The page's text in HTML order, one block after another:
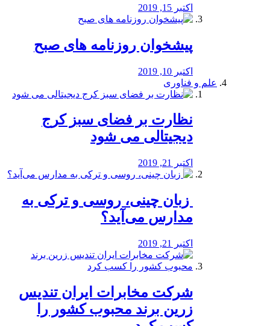
اکتبر 15, 2019
پیشخوان روزنامه های صبح
اکتبر 10, 2019
علم و فناوری
نظارت بر فضای سبز کرج
دیجیتالی می شود
اکتبر 21, 2019
️ زبان چینی، روسی و ترکی به
مدارس می‌آید؟
اکتبر 21, 2019
شرکت مخابرات ایران تندیس
زرین برند محبوب کشور را